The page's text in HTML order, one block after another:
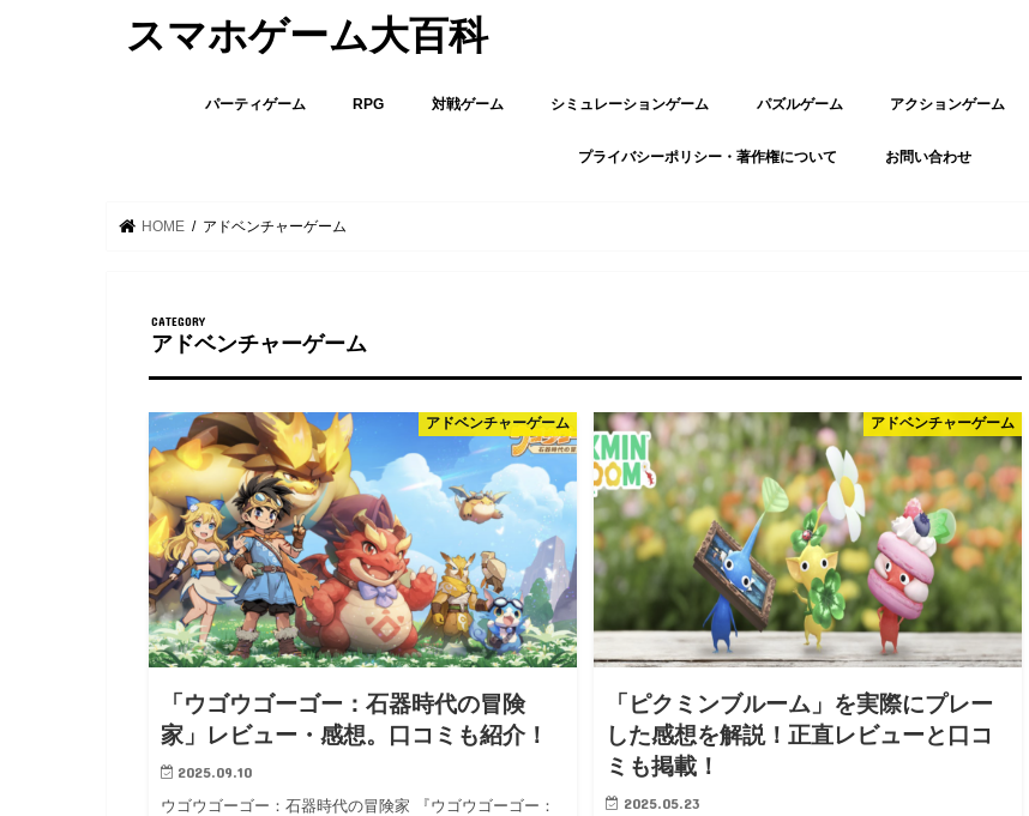
スマホゲーム大百科
パーティゲーム RPG 対戦ゲーム シミュレーションゲーム パズルゲーム アクションゲーム
プライバシーポリシー・著作権について お問い合わせ
HOME アドベンチャーゲーム
アドベンチャーゲーム
アドベンチャーゲーム
「ウゴウゴーゴー：石器時代の冒険
家」レビュー・感想。口コミも紹介！
2025.09.10
ウゴウゴーゴー：石器時代の冒険家 『ウゴウゴーゴー：
アドベンチャーゲーム
「ピクミンブルーム」を実際にプレー
した感想を解説！正直レビューと口コ
ミも掲載！
2025.05.23